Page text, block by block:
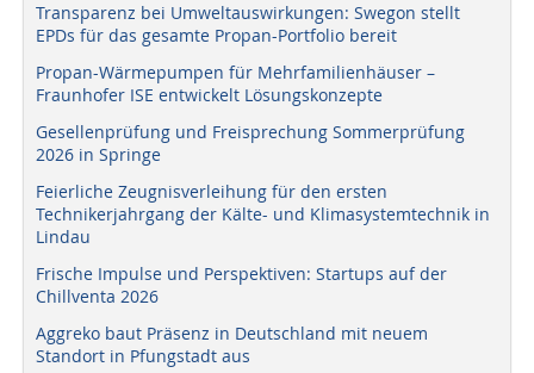
Transparenz bei Umweltauswirkungen: Swegon stellt
EPDs für das gesamte Propan-Portfolio bereit
Propan-Wärmepumpen für Mehrfamilienhäuser –
Fraunhofer ISE entwickelt Lösungskonzepte
Gesellenprüfung und Freisprechung Sommerprüfung
2026 in Springe
Feierliche Zeugnisverleihung für den ersten
Technikerjahrgang der Kälte- und Klimasystemtechnik in
Lindau
Frische Impulse und Perspektiven: Startups auf der
Chillventa 2026
Aggreko baut Präsenz in Deutschland mit neuem
Standort in Pfungstadt aus